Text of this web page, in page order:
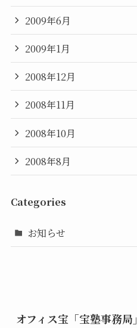
2009年6月
2009年1月
2008年12月
2008年11月
2008年10月
2008年8月
Categories
お知らせ
オフィス宝「宝塾事務局」